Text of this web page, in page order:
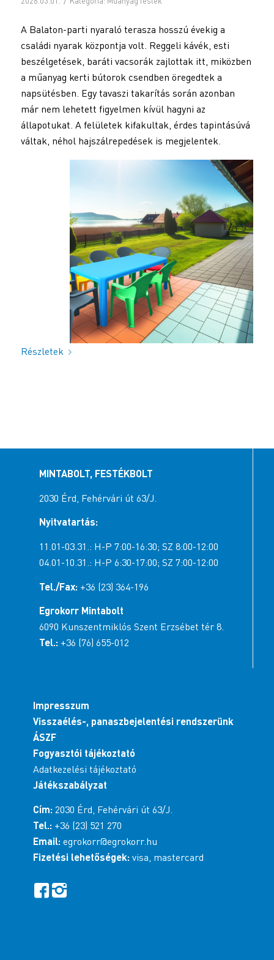
A Balaton-parti nyaraló terasza hosszú évekig a
családi nyarak központja volt. Reggeli kávék, esti
beszélgetések, baráti vacsorák zajlottak itt, miközben
a műanyag kerti bútorok csendben öregedtek a
napsütésben. Egy tavaszi takarítás során azonban
már nem lehetett figyelmen kívül hagyni az
állapotukat. A felületek kifakultak, érdes tapintásúvá
váltak, néhol hajszálrepedések is megjelentek.
Részletek
MINTABOLT, FESTÉKBOLT
2030 Érd, Fehérvári út 63/J.
Nyitvatartás:
11.01-03.31.: H-P 7:00-16:30; SZ 8:00-12:00
04.01-10.31.: H-P 6:30-17:00; SZ 7:00-12:00
Tel./Fax: +36 (23) 364-196
Egrokorr Mintabolt
6090 Kunszentmiklós Szent Erzsébet tér 8.
Tel.: +36 (76) 655-012
Impresszum
Visszaélés-, panaszbejelentési rendszerünk
ÁSZF
Fogyasztói tájékoztató
Adatkezelési tájékoztató
Játékszabályzat
Cím: 2030 Érd, Fehérvári út 63/J.
Tel.: +36 (23) 521 270
Email: egrokorr@egrokorr.hu
Fizetési lehetőségek: visa, mastercard